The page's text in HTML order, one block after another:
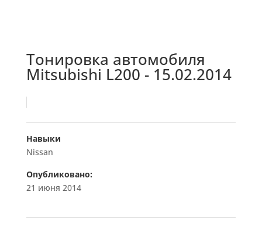
Тонировка автомобиля
Mitsubishi L200 - 15.02.2014
Навыки
Nissan
Опубликовано:
21 июня 2014